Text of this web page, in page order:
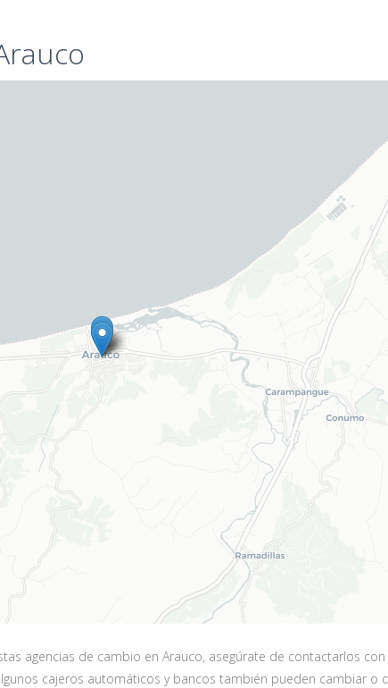
agencias de cambio en Arauco, asegúrate de contactarlos
cajeros automáticos y bancos también pueden cambiar o